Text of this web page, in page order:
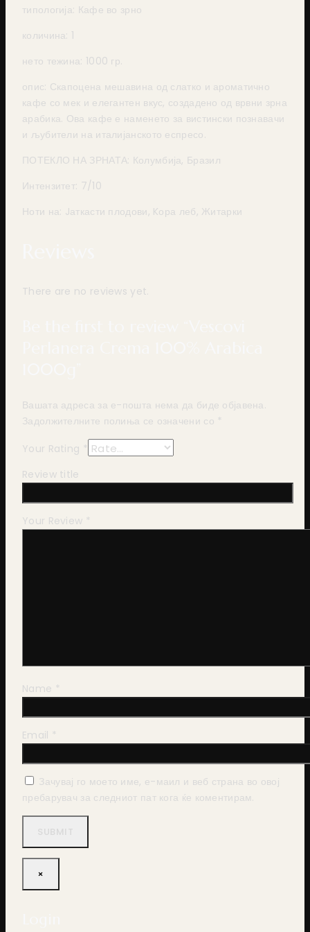
типологија: Кафе во зрно
количина: 1
нето тежина: 1000 гр.
опис: Скапоцена мешавина од слатко и ароматично
кафе со мек и елегантен вкус, создадено од врвни зрна
арабика. Ова кафе е наменето за вистински познавачи
и љубители на италијанското еспресо.
ПОТЕКЛО НА ЗРНАТА: Колумбија, Бразил
Интензитет: 7/10
Ноти на: Jаткасти плодови, Kора леб, Житарки
There are no reviews yet.
Вашата адреса за е-пошта нема да биде објавена.
Задолжителните полиња се означени со *
Your Rating *
Review title
Your Review *
Name *
Email *
Зачувај го моето име, е-маил и веб страна во овој
пребарувач за следниот пат кога ќе коментирам.
×